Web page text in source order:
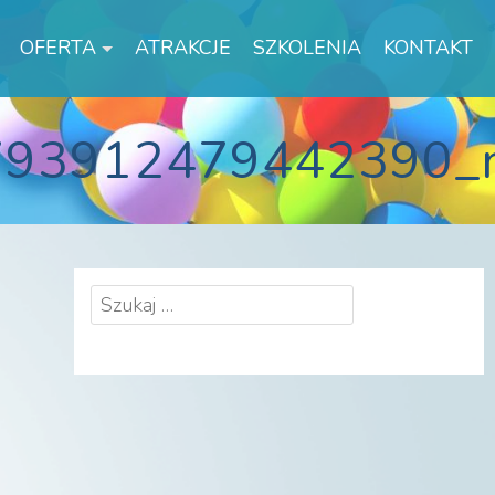
OFERTA ATRAKCJE SZKOLENIA KONTAKT
Szukaj: